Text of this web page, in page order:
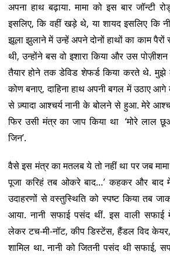
अपना हाथ बढ़ाया. मामा को इस बार जॉन्टी
इसलिए, कि वहीं खड़े थे, या शायद इसलिए कि
झूला झुलाने में उन्हें अपने दोनों हाथों का काम
थी, उन्होंने बस वो इशारा किया और उस
तैयार होने तक डेविड शेफर्ड किया करते थे.
कोण बनाए, दाहिना हाथ अपनी बगल में उठाए
से ज़्यादा आश्चर्य नानी के बोलने से हुआ. मेरे
फिर उसी मंत्र का जाप किया था ‘मोरे
जिन’.
वैसे इस मंत्र का मतलब ये तो नहीं था पर जब
पूजा करिहं तब ओकरे बाद…’ कहकर और बाद
उदाहरणों से वस्तुस्थिति को स्पष्ट किया तब
आया. नानी सफाई पसंद थीं. इस वाली सफाई
लेकर टच-मी-नॉट, कीप डिस्टेंस, हैंडल विद
शामिल था. नानी को जितनी पसंद थी सफाई,